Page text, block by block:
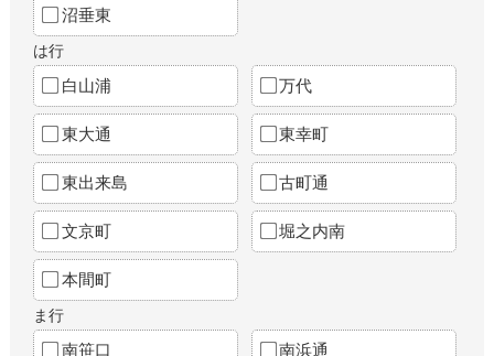
沼垂東
は行
白山浦 万代
東大通 東幸町
東出来島 古町通
文京町 堀之内南
本間町
ま行
南笹口 南浜通